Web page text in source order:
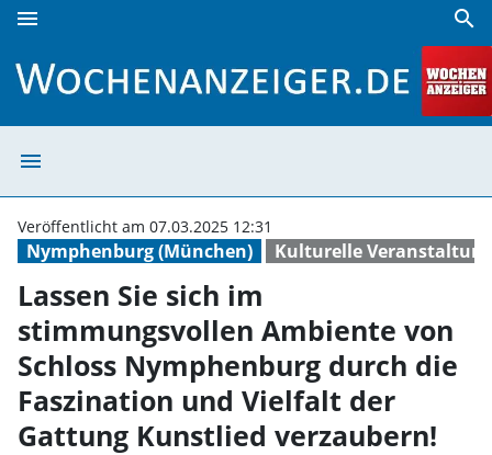
menu search
menu
Nymphenburg (München) Kulturelle
Veröffentlicht am 07.03.2025 12:31
Lassen Sie sich im
stimmungsvollen Ambiente von
Schloss Nymphenburg durch die
Faszination und Vielfalt der
Gattung Kunstlied verzaubern!